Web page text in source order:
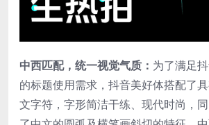
中西匹配，统一视觉气质： 为了满足
的标题使用需求，抖音美好体搭配了
文字符，字形简洁干练、现代时尚，